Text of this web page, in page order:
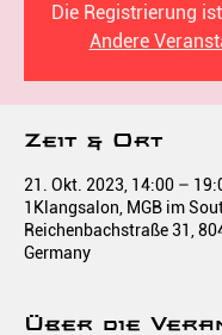
Die Registrierung
Andere
Zeit & Ort
21. Okt. 2023, 14:00 –
1Klangsalon, MGB im
Reichenbachstraße 31,
Germany
Über die